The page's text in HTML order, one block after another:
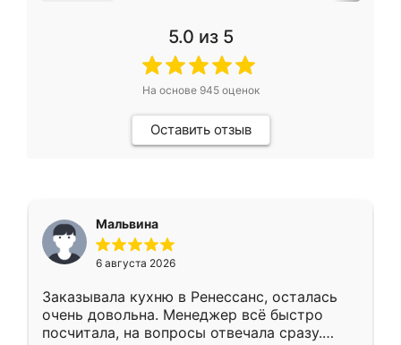
5.0 из 5
На основе 945оценок
Оставить отзыв
Мальвина
6 августа 2026
Заказывала кухню в Ренессанс, осталась
очень довольна. Менеджер всё быстро
посчитала, на вопросы отвечала сразу.